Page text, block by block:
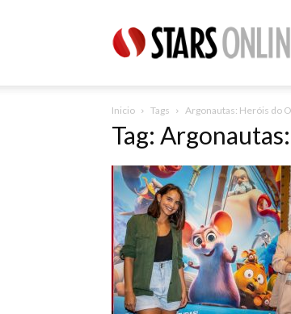
Online
Inicio Tags Argonautas: Heróis do
Tag: